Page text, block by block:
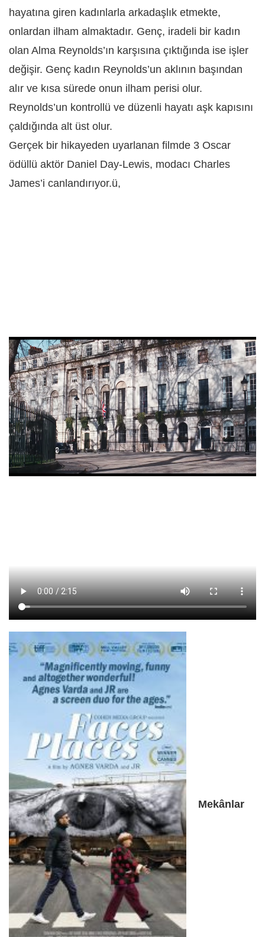
hayatına giren kadınlarla arkadaşlık etmekte,
onlardan ilham almaktadır. Genç, iradeli bir kadın
olan Alma Reynolds’ın karşısına çıktığında ise işler
değişir. Genç kadın Reynolds’un aklının başından
alır ve kısa sürede onun ilham perisi olur.
Reynolds’un kontrollü ve düzenli hayatı aşk kapısını
çaldığında alt üst olur.
Gerçek bir hikayeden uyarlanan filmde 3 Oscar
ödüllü aktör Daniel Day-Lewis, modacı Charles
James’i canlandırıyor.ü,
Mekânlar